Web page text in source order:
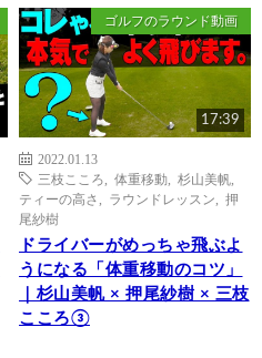
ゴルフのラウンド動画
17:39
2022.01.13
三枝こころ
体重移動 杉山美帆
ティーの高さ
ラウンドレッスン
押
尾紗樹
ドライバーがめっちゃ飛ぶよ
うになる「体重移動のコツ」
｜杉山美帆 × 押尾紗樹 × 三枝
こころ③